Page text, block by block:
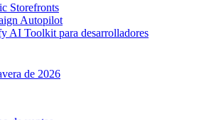
Storefronts
Autopilot
AI Toolkit para desarrolladores
de 2026